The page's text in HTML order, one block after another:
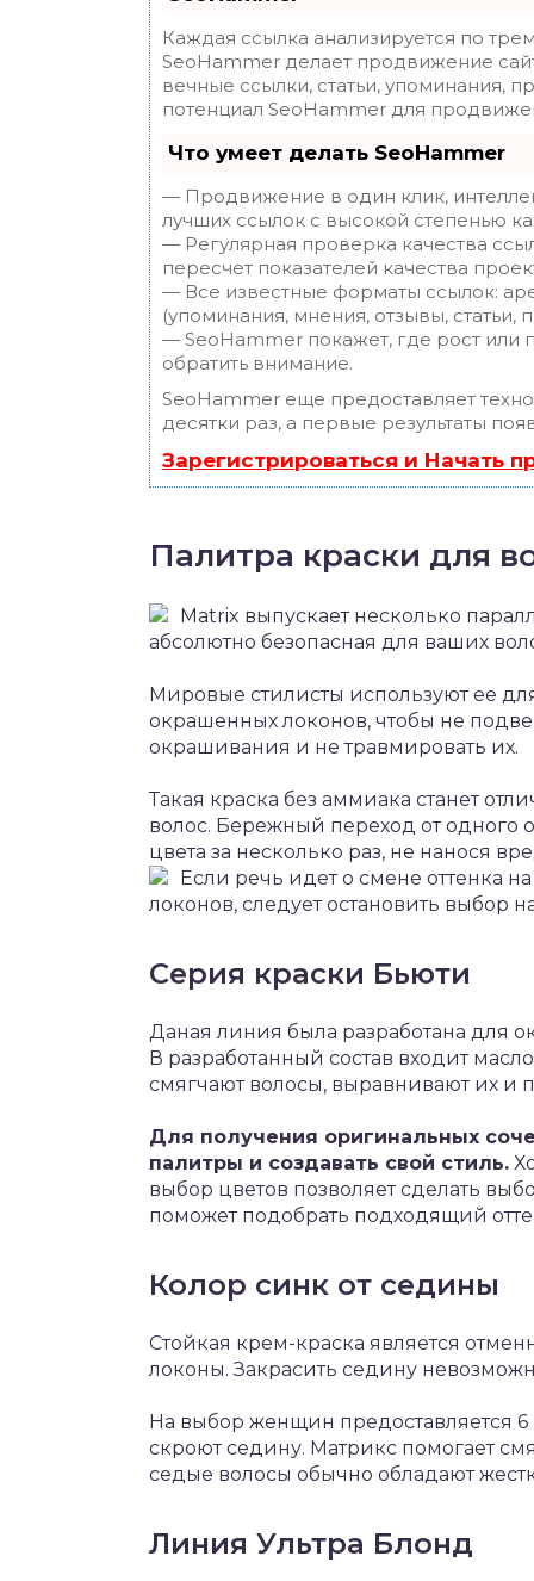
Каждая ссылка анализируется по
SeoHammer делает продвижение
вечные ссылки, статьи, упоминания,
потенциал SeoHammer для
Что умеет делать SeoHammer
— Продвижение в один клик,
лучших ссылок с высокой степенью
— Регулярная проверка качества
пересчет показателей качества
— Все известные форматы ссылок:
(упоминания, мнения, отзывы, статьи,
— SeoHammer покажет, где рост или
обратить внимание.
SeoHammer еще предоставляет
десятки раз, а первые результаты
Зарегистрироваться и Начать
Палитра краски для
Matrix выпускает несколько
абсолютно безопасная для ваших
Мировые стилисты используют ее
окрашенных локонов, чтобы не
окрашивания и не травмировать их.
Такая краска без аммиака станет
волос. Бережный переход от одного
цвета за несколько раз, не нанося
Если речь идет о смене оттенка
локонов, следует остановить выбор
Серия краски Бьюти
Даная линия была разработана для
В разработанный состав входит
смягчают волосы, выравнивают их и
Для получения оригинальных
палитры и создавать свой стиль.
выбор цветов позволяет сделать
поможет подобрать подходящий
Колор синк от седины
Стойкая крем-краска является
локоны. Закрасить седину
На выбор женщин предоставляется 6
скроют седину. Матрикс помогает
седые волосы обычно обладают
Линия Ультра Блонд